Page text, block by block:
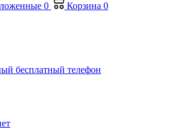
0 Корзина 0
бесплатный телефон